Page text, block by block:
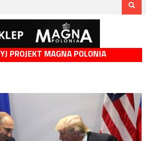
PROJEKT MAGNA POLONIA